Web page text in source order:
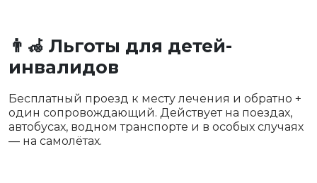
👨‍🦽 Льготы для детей-
инвалидов
Бесплатный проезд к месту лечения и обратно +
один сопровождающий. Действует на поездах,
автобусах, водном транспорте и в особых случаях
— на самолётах.